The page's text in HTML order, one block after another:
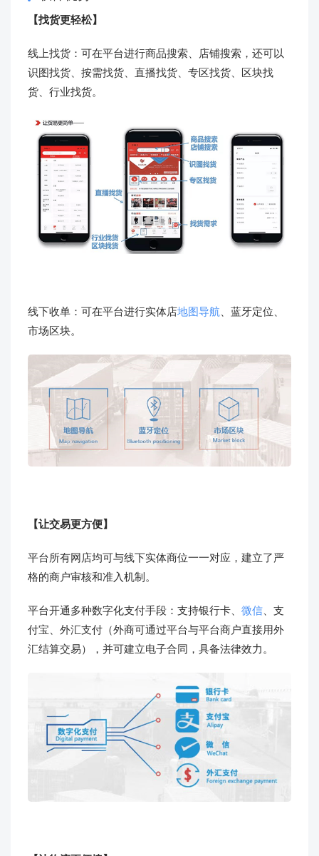
【找货更轻松】
线上找货：可在平台进行商品搜索、店铺搜索，还可以
识图找货、按需找货、直播找货、专区找货、区块找
货、行业找货。
线下收单：可在平台进行实体店地图导航 、蓝牙定位、
市场区块。
【让交易更方便】
平台所有网店均可与线下实体商位一一对应，建立了严
格的商户审核和准入机制。
平台开通多种数字化支付手段：支持银行卡、 微信 、支
付宝、外汇支付（外商可通过平台与平台商户直接用外
汇结算交易），并可建立电子合同，具备法律效力。